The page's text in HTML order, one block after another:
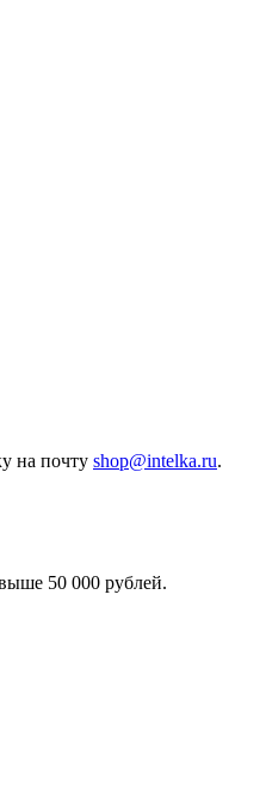
на почту shop@intelka.ru.
50 000 рублей.